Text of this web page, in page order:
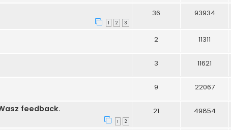
1 2 3
36 93934
2 11311
3 11621
9 22067
feedback.
1 2
21 49854